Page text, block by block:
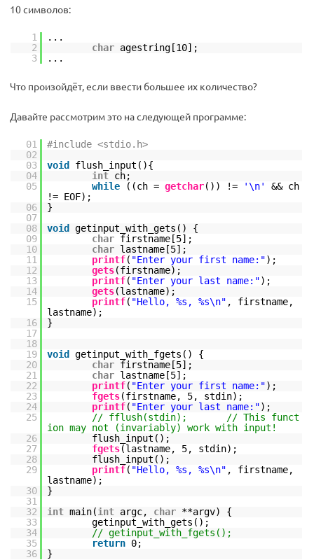
10 символов:
1
...
2
char agestring[10];
3
...
Что произойдёт, если ввести большее их количество?
Давайте рассмотрим это на следующей программе:
01
#include <stdio.h>
02
03
void
flush_input(){
04
int ch;
05
while ((ch = getchar()) != '\n'
&& ch
!= EOF);
06
}
07
08
void
getinput_with_gets() {
09
char firstname[5];
10
char lastname[5];
11
printf( "Enter your first name:");
12
gets(firstname);
13
printf( "Enter your last name:");
14
gets(lastname);
15
printf( "Hello, %s, %s\n" , firstname,
lastname);
16
}
17
18
19
void
getinput_with_fgets() {
20
char firstname[5];
21
char lastname[5];
22
printf( "Enter your first name:");
23
fgets(firstname, 5, stdin);
24
printf( "Enter your last name:");
25
// fflush(stdin); // This funct
ion may not (invariably) work with input!
26
flush_input();
27
fgets(lastname, 5, stdin);
28
flush_input();
29
printf( "Hello, %s, %s\n" , firstname,
lastname);
30
}
31
32
int main(int argc, char **argv) {
33
getinput_with_gets();
34
// getinput_with_fgets();
35
return 0;
36
}